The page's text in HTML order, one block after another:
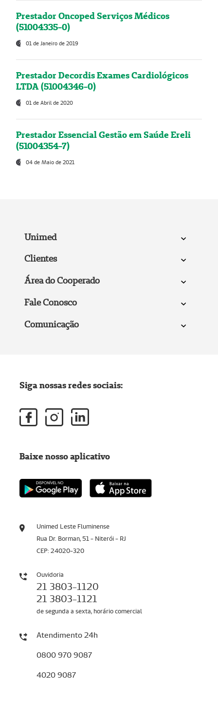
Prestador Oncoped Serviços Médicos
(51004335-0)
01 de Janeiro de 2019
Prestador Decordis Exames Cardiológicos
LTDA (51004346-0)
01 de Abril de 2020
Prestador Essencial Gestão em Saúde Ereli
(51004354-7)
04 de Maio de 2021
Unimed
Clientes
Área do Cooperado
Fale Conosco
Comunicação
Unimed Leste Fluminense
Rua Dr. Borman, 51 - Niterói - RJ
CEP: 24020-320
Ouvidoria
21 3803-1120
21 3803-1121
de segunda a sexta, horário comercial
Atendimento 24h
0800 970 9087
4020 9087
Siga nossas redes sociais:
Baixe nosso aplicativo